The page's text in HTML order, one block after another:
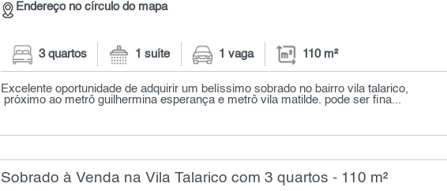
Endereço no círculo do mapa
3 quartos 1 suíte 1 vaga 110 m²
Excelente oportunidade de adquirir um belíssimo sobrado no bairro vila talarico,
próximo ao metrô guilhermina esperança e metrô vila matilde. pode ser fina...
Sobrado à Venda na Vila Talarico com 3 quartos - 110 m²